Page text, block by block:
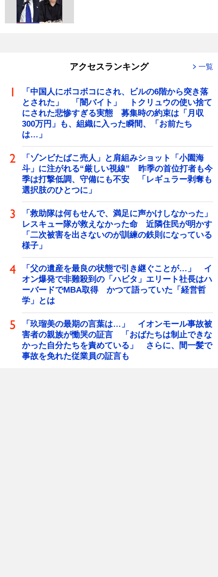
アクセスランキング 一覧
「中国人にボコボコにされ、ビルの6階から突き落
とされた」 「闇バイト」 トクリュウの使い捨て
にされた悲惨すぎる実態 募集時の約束は「月収
300万円」も、組織に入った瞬間、「お前たち
は…」
「ゾンビたばこ売人」と肩組みショット「小園海
斗」に注がれる“厳しい視線” 昨季の首位打者も今
季は打撃低調、守備にも不安 「レギュラー剥奪も
選択肢のひとつに」
「救助隊は何もせんで、満足に声かけしなかった」
レスキュー隊が救えなかった命 近隣住民が明かす
「二次被害を出さないのが訓練の鉄則になっている
様子」
「父の遺産を最良の状態で引き継ぐことが…」 イ
オン爆発で非難殺到の「ハビタ」エリート社長はハ
ーバードでMBA取得 かつて語っていた「経営哲
学」とは
「玖瑠美の最期の言葉は…」 イオンモール事故被
害者の親族が慟哭の証言 「おばたちは制止できな
かった自分たちを責めている」 さらに、間一髪で
事故を免れた従業員の証言も